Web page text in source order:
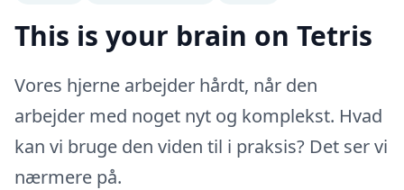
This is your brain on Tetris
Vores hjerne arbejder hårdt, når den
arbejder med noget nyt og komplekst. Hvad
kan vi bruge den viden til i praksis? Det ser vi
nærmere på.